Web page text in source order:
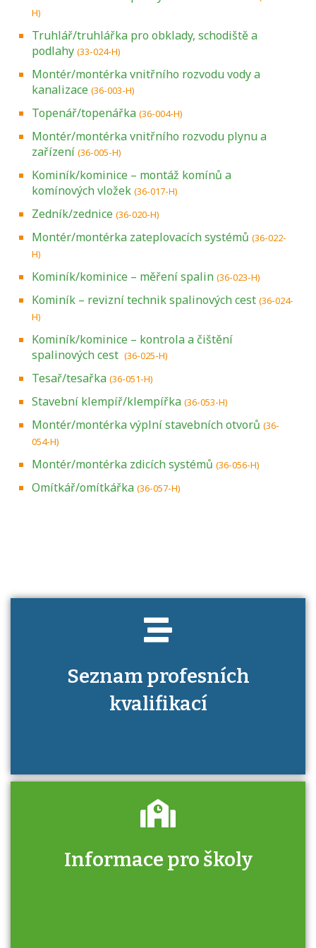
H)
Truhlář/truhlářka pro obklady, schodiště a
podlahy (33-024-H)
Montér/montérka vnitřního rozvodu vody a
kanalizace (36-003-H)
Topenář/topenářka (36-004-H)
Montér/montérka vnitřního rozvodu plynu a
zařízení (36-005-H)
Kominík/kominice – montáž komínů a
komínových vložek (36-017-H)
Zedník/zednice (36-020-H)
Montér/montérka zateplovacích systémů (36-022-
H)
Kominík/kominice – měření spalin (36-023-H)
Kominík – revizní technik spalinových cest (36-024-
H)
Kominík/kominice – kontrola a čištění
spalinových cest (36-025-H)
Tesař/tesařka (36-051-H)
Stavební klempíř/klempířka (36-053-H)
Montér/montérka výplní stavebních otvorů (36-
054-H)
Montér/montérka zdicích systémů (36-056-H)
Omítkář/omítkářka (36-057-H)
Seznam profesních
kvalifikací
Projděte si seznam profesních kvalifikací.
Informace pro školy
Zjistěte, jak se přihlásit ke zkoušce a kde